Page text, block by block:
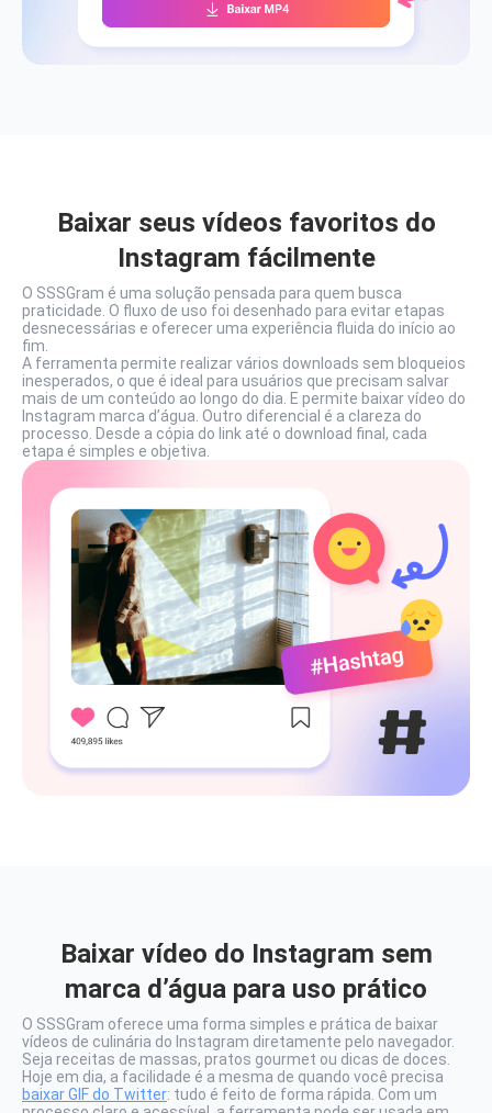
Baixar seus vídeos favoritos do
Instagram fácilmente
O SSSGram é uma solução pensada para quem busca
praticidade. O fluxo de uso foi desenhado para evitar etapas
desnecessárias e oferecer uma experiência fluida do início ao
fim.
A ferramenta permite realizar vários downloads sem bloqueios
inesperados, o que é ideal para usuários que precisam salvar
mais de um conteúdo ao longo do dia. E permite baixar vídeo do
Instagram marca d’água. Outro diferencial é a clareza do
processo. Desde a cópia do link até o download final, cada
etapa é simples e objetiva.
Baixar vídeo do Instagram sem
marca d’água para uso prático
O SSSGram oferece uma forma simples e prática de baixar
vídeos de culinária do Instagram diretamente pelo navegador.
Seja receitas de massas, pratos gourmet ou dicas de doces.
Hoje em dia, a facilidade é a mesma de quando você precisa
baixar GIF do Twitter: tudo é feito de forma rápida. Com um